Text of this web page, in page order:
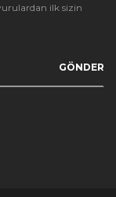
ilk sizin
GÖNDER